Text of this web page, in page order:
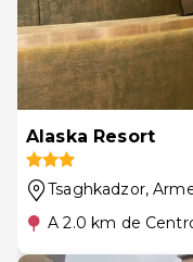
Alaska Resort
Tsaghkadzor,
A 2.0 km de